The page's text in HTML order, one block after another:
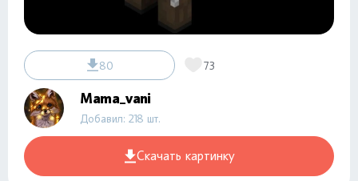
80 73
Mama_vani
Добавил: 218 шт.
Скачать картинку